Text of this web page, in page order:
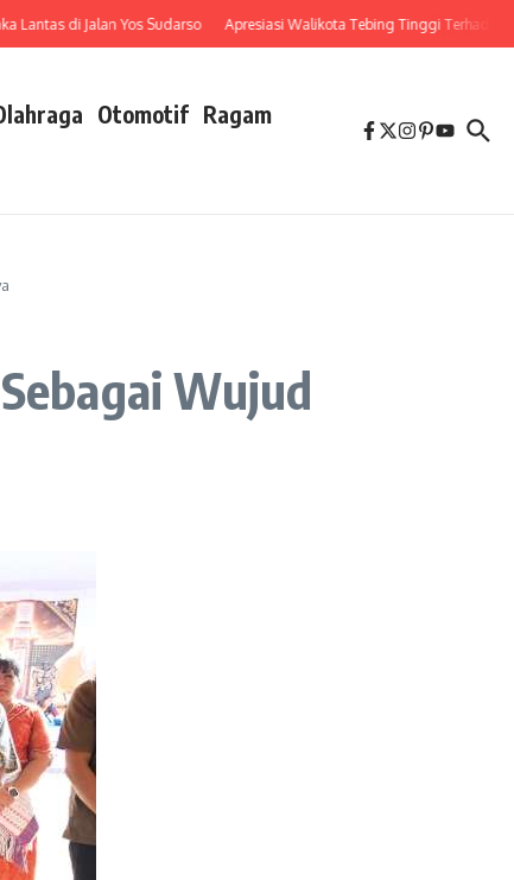
di Jalan Yos Sudarso Apresiasi Walikota Tebing Tinggi Terhadap
Otomotif Ragam
Wujud